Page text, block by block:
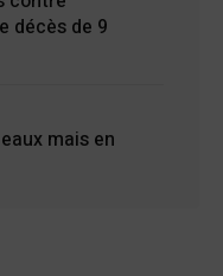
décès de 9
mais en